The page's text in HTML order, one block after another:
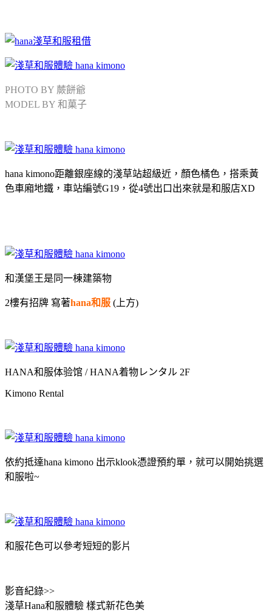
PHOTO BY 蕨餅爺
MODEL BY 和菓子
hana kimono距離銀座線的淺草站超級近，顏色橘色，搭乘黃
色車廂地鐵，車站編號G19，從4號出口出來就是和服店XD
和漢堡王是同一棟建築物
2樓有招牌 寫著hana和服 (上方)
HANA和服体验馆 / HANA着物レンタル 2F
Kimono Rental
依約抵達hana kimono 出示klook憑證預約單，就可以開始挑選
和服啦~
和服花色可以參考短短的影片
影音紀錄>>
淺草Hana和服體驗 樣式新花色美